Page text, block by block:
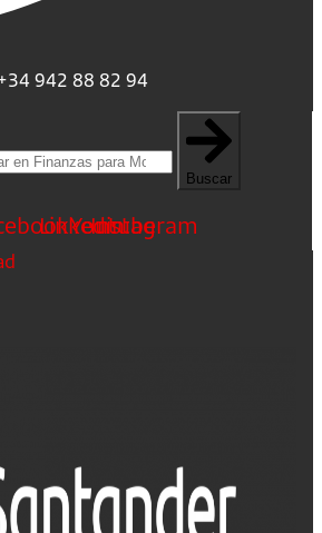
942 88 82 94
Buscar
Linkedin
Youtube
Instagram